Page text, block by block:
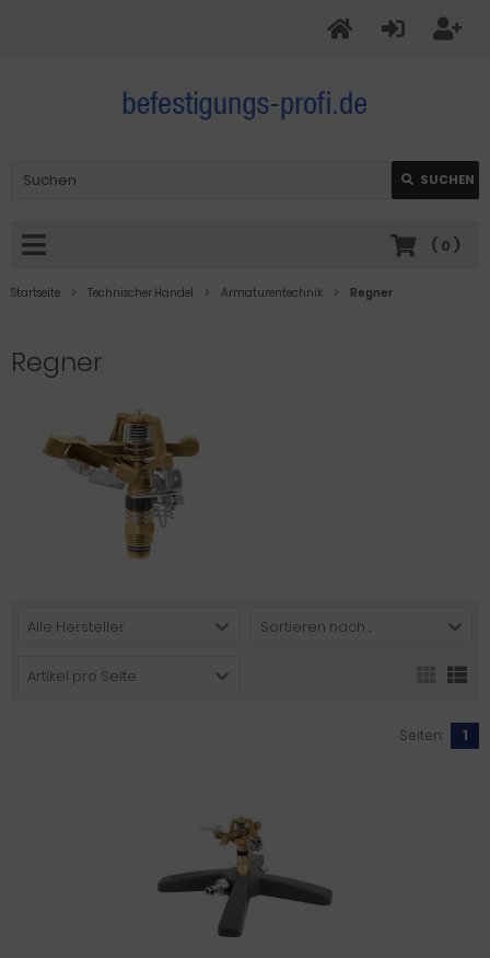
SUCHEN
( 0 )
Startseite Technischer Handel Armaturentechnik Regner
Regner
Alle Hersteller Sortieren nach ...
Artikel pro Seite
Seiten: 1